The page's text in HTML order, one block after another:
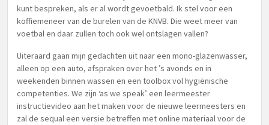
kunt bespreken, als er al wordt gevoetbald. Ik stel voor een
koffiemeneer van de burelen van de KNVB. Die weet meer van
voetbal en daar zullen toch ook wel ontslagen vallen?
Uiteraard gaan mijn gedachten uit naar een mono-glazenwasser,
alleen op een auto, afspraken over het ’s avonds en in
weekenden binnen wassen en een toolbox vol hygiënische
competenties. We zijn ‘as we speak’ een leermeester
instructievideo aan het maken voor de nieuwe leermeesters en
zal de sequal een versie betreffen met online materiaal voor de